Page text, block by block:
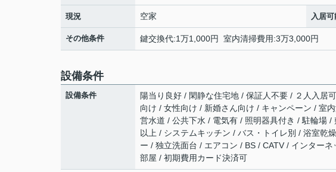
現況 空家 入居可
その他条件 鍵交換代:1万1,000円 室内清掃費用:3万3,000円
設備条件
設備条件
陽当り良好 / 閑静な住宅地 / 保証人不要 / ２人入居
向け / 女性向け / 新婚さん向け / キャンペーン / 室
営水道 / 公共下水 / 電気有 / 照明器具付き / 駐輪場
以上 / システムキッチン / バス・トイレ別 / 浴室乾
ー / 独立洗面台 / エアコン / BS / CATV / インター
部屋 / 初期費用カード決済可